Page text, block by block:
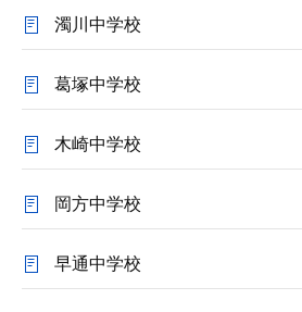
濁川中学校
葛塚中学校
木崎中学校
岡方中学校
早通中学校